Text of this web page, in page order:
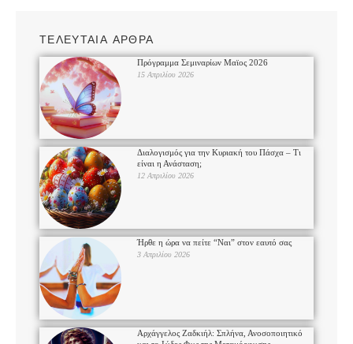
ΤΕΛΕΥΤΑΙΑ ΑΡΘΡΑ
Πρόγραμμα Σεμιναρίων Μαϊος 2026
15 Απριλίου 2026
Διαλογισμός για την Κυριακή του Πάσχα – Τι
είναι η Ανάσταση;
12 Απριλίου 2026
Ήρθε η ώρα να πείτε “Ναι” στον εαυτό σας
3 Απριλίου 2026
Αρχάγγελος Ζαδκιήλ: Σπλήνα, Ανοσοποιητικό